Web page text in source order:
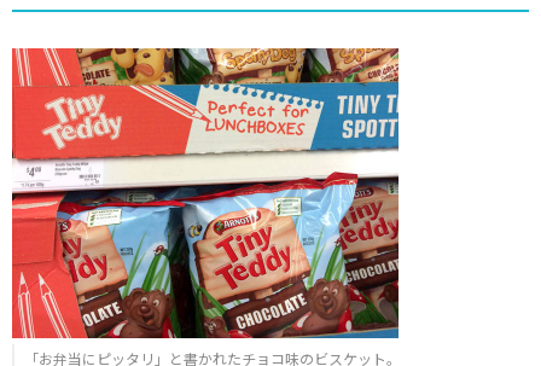
「お弁当にピッタリ」と書かれたチョコ味のビスケット。